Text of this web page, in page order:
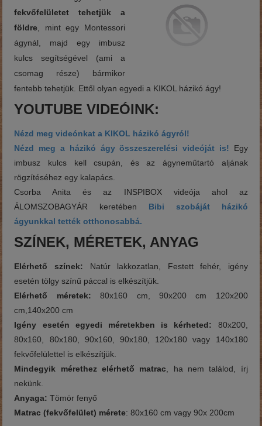
fekvőfelületet tehetjük a
földre , mint egy Montessori
ágynál, majd egy imbusz
kulcs segítségével (ami a
csomag része) bármikor
fentebb tehetjük. Ettől olyan egyedi a KIKOL házikó ágy!
YOUTUBE VIDEÓINK:
Nézd meg videónkat a KIKOL házikó ágyról!
Nézd meg a házikó ágy összeszerelési videóját is!
Egy
imbusz kulcs kell csupán, és az ágyneműtartó aljának
rögzítéséhez egy kalapács.
Csorba Anita és az INSPIBOX videója ahol az
ÁLOMSZOBAGYÁR keretében Bibi szobáját házikó
ágyunkkal tették otthonosabbá.
SZÍNEK, MÉRETEK, ANYAG
Elérhető színek: Natúr lakkozatlan, Festett fehér, igény
esetén tölgy színű páccal is elkészítjük.
Elérhető méretek:80x160 cm, 90x200 cm 120x200
cm,140x200 cm
Igény esetén egyedi méretekben is kérheted: 80x200,
80x160, 80x180, 90x160, 90x180, 120x180 vagy 140x180
fekvőfelülettel is elkészítjük.
Mindegyik mérethez elérhető matrac , ha nem találod, írj
nekünk.
Anyaga: Tömör fenyő
Matrac (fekvőfelület) mérete: 80x160 cm vagy 90x 200cm